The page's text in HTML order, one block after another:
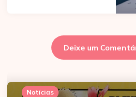
Deixe um
Notícias